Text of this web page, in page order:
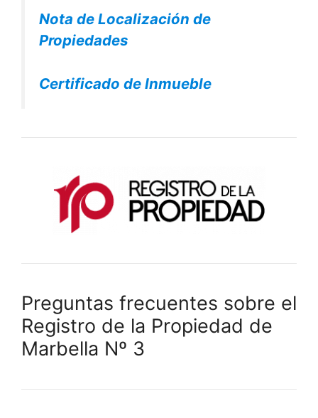
Nota de Localización de
Propiedades
Certificado de Inmueble
Preguntas frecuentes sobre el
Registro de la Propiedad de
Marbella Nº 3